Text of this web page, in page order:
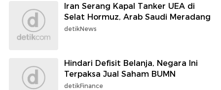
Iran Serang Kapal Tanker UEA di
Selat Hormuz, Arab Saudi Meradang
detikNews
Hindari Defisit Belanja, Negara Ini
Terpaksa Jual Saham BUMN
detikFinance